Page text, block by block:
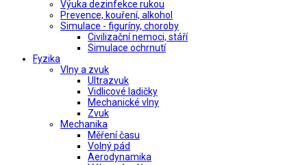
Výuka dezinfekce rukou
Prevence, kouření, alkohol
Simulace - figuríny, choroby
Civilizační nemoci, stáří
Simulace ochrnutí
Fyzika
Vlny a zvuk
Ultrazvuk
Vidlicové ladičky
Mechanické vlny
Zvuk
Mechanika
Měření času
Volný pád
Aerodynamika